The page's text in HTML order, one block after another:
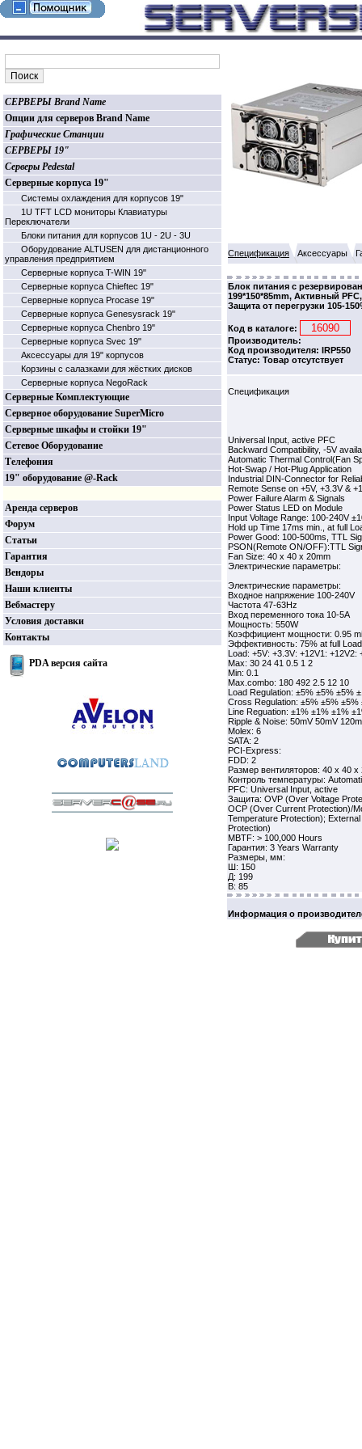
СЕРВЕРЫ Brand Name
Опции для серверов Brand Name
Графические Станции
СЕРВЕРЫ 19"
Серверы Pedestal
Серверные корпуса 19"
Системы охлаждения для корпусов 19"
1U TFT LCD мониторы Клавиатуры
Переключатели
Блоки питания для корпусов 1U - 2U - 3U
Оборудование ALTUSEN для дистанционного
управления предприятием
Серверные корпуса T-WIN 19"
Серверные корпуса Chieftec 19"
Серверные корпуса Procase 19"
Серверные корпуса Genesysrack 19"
Серверные корпуса Сhenbro 19"
Серверные корпуса Svec 19"
Аксессуары для 19" корпусов
Корзины c салазками для жёстких дисков
Серверные корпуса NegoRack
Серверные Комплектующие
Серверное оборудование SuperMicro
Серверные шкафы и стойки 19"
Сетевое Оборудование
Телефония
19" оборудование @-Rack
Аренда серверов
Форум
Статьи
Гарантия
Вендоры
Наши клиенты
Вебмастеру
Условия доставки
Контакты
PDA версия сайта
Спецификация Аксессуары
Блок питания с
199*150*85mm, Активный
Защита от перегрузки 105-
Код в каталоге:
Производитель:
Код производителя: IRP550
Статус: Товар отсутствует
Спецификация
Universal Input, active PFC
Backward Compatibility, -5V
Automatic Thermal Control(Fan
Hot-Swap / Hot-Plug Application
Industrial DIN-Connector for
Remote Sense on +5V, +3.3V &
Power Failure Alarm & Signals
Power Status LED on Module
Input Voltage Range: 100-240V
Hold up Time 17ms min., at full
Power Good: 100-500ms, TTL
PSON(Remote ON/OFF):TTL
Fan Size: 40 x 40 x 20mm
Электрические параметры:
Электрические параметры:
Входное напряжение 100-240V
Частота 47-63Hz
Вход переменного тока 10-5A
Мощность: 550W
Коэффициент мощности: 0.95
Эффективность: 75% at full Load
Load: +5V: +3.3V: +12V1:
Max: 30 24 41 0.5 1 2
Min: 0.1
Max.combo: 180 492 2.5 12 10
Load Regulation: ±5% ±5% ±5%
Cross Regulation: ±5% ±5% ±5%
Line Reguation: ±1% ±1% ±1%
Ripple & Noise: 50mV 50mV
Molex: 6
SATA: 2
PCI-Express:
FDD: 2
Размер вентиляторов: 40 x 40 x
Контроль температуры:
PFC: Universal Input, active
Защита: OVP (Over Voltage
OCP (Over Current Protection)/
Temperature Protection);
Protection)
MBTF: > 100,000 Hours
Гарантия: 3 Years Warranty
Размеры, мм:
Ш: 150
Д: 199
В: 85
Информация о